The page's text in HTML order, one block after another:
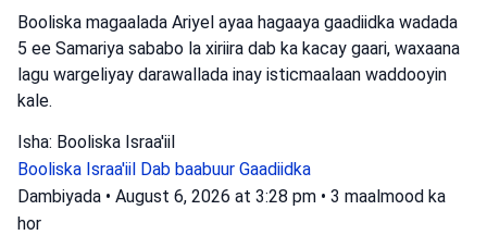
Booliska magaalada Ariyel ayaa hagaaya gaadiidka wadada
5 ee Samariya sababo la xiriira dab ka kacay gaari, waxaana
lagu wargeliyay darawallada inay isticmaalaan waddooyin
kale.
Isha: Booliska Israa'iil
Booliska Israa'iil Dab baabuur Gaadiidka
Dambiyada • August 6, 2026 at 3:28 pm • 3 maalmood ka
hor